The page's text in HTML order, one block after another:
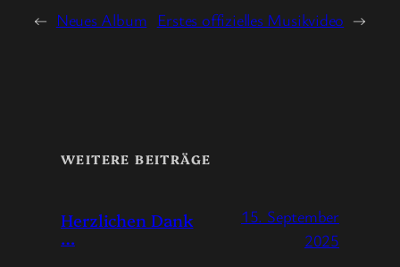
← Neues Album Erstes offizielles Musikvideo →
WEITERE BEITRÄGE
Herzlichen Dank
…
15. September
2025